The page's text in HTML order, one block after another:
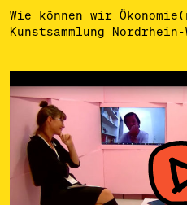
Wie können wir
Kunstsammlung